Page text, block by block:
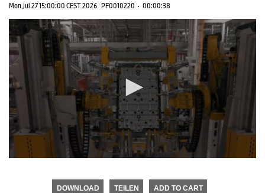
Mon Jul 27 15:00:00 CEST 2026 PF0010220 · 00:00:38
DOWNLOAD TEILEN ADD TO CART